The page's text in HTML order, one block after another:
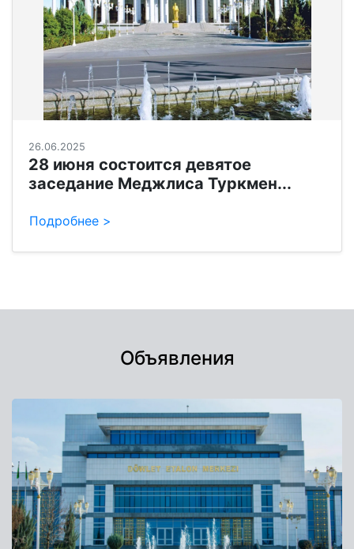
26.06.2025
28 июня состоится девятое
заседание Меджлиса Туркмен...
Подробнее >
Объявления